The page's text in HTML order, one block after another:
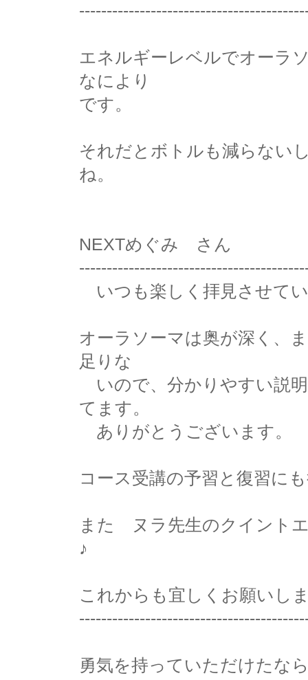
エネルギーレベルでオーラ
なにより
です。
それだとボトルも減らない
ね。
NEXTめぐみ さん
いつも楽しく拝見させて
オーラソーマは奥が深く、
足りな
いので、分かりやすい説
てます。
ありがとうございます。
コース受講の予習と復習に
また ヌラ先生のクイント
♪
これからも宜しくお願いし
勇気を持っていただけたな